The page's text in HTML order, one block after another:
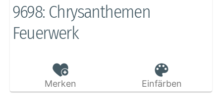
9698: Chrysanthemen
Feuerwerk
Merken Einfärben